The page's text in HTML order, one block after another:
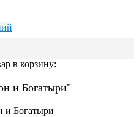
в корзину:
и Богатыри"